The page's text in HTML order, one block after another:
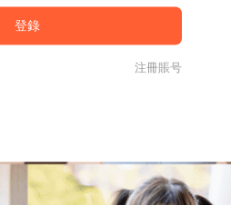
注冊賬号